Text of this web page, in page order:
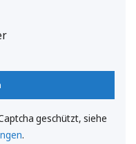
geschützt, siehe
.